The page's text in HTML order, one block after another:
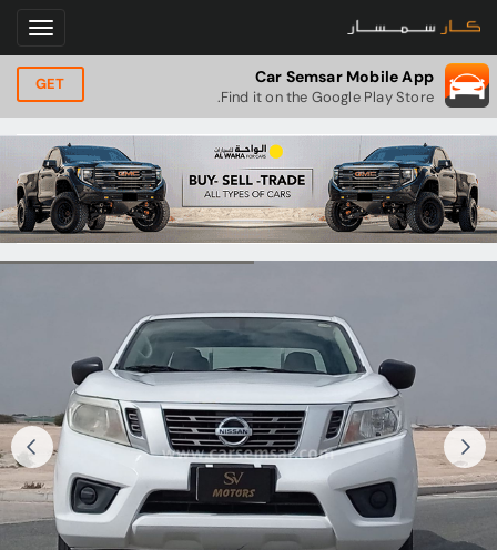
Car Semsar Mobile App
Find it on the Google Play Store.
GET